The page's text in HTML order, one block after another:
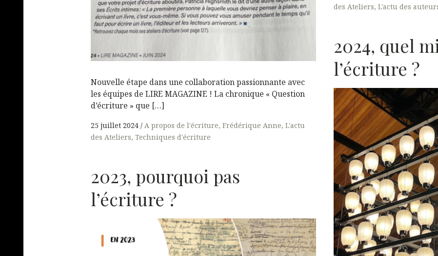
des Ateliers L'actu des
Nouvelle étape dans une collaboration passionnante avec
les équipes de LIRE MAGAZINE ! La chronique « Question
d’écriture » que […]
25 juillet 2024 A propos de l'écriture Frédérique Anne L'actu
des Ateliers Techniques d'écriture
2024, quel
l’écriture ?
2023, pourquoi pas
l’écriture ?